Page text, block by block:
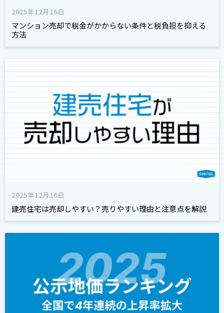
2025年12月16日
マンション売却で税金がかからない条件と税負担を抑える
方法
2025年12月16日
建売住宅は売却しやすい？売りやすい理由と注意点を解説